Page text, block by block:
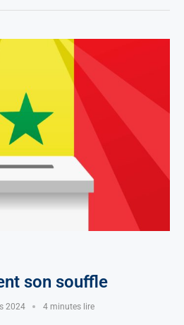
son souffle
2024 4 minutes lire